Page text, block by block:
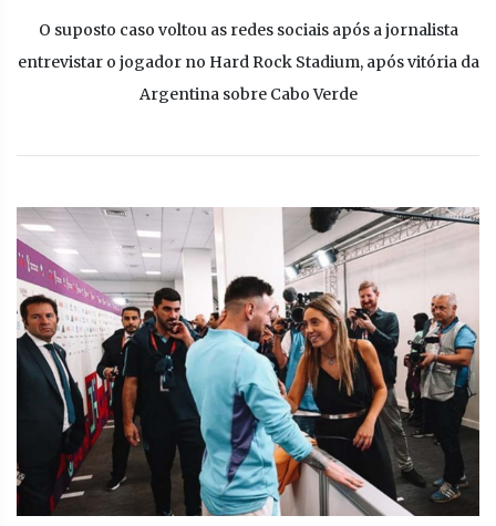
O suposto caso voltou as redes sociais após a jornalista
entrevistar o jogador no Hard Rock Stadium, após vitória da
Argentina sobre Cabo Verde